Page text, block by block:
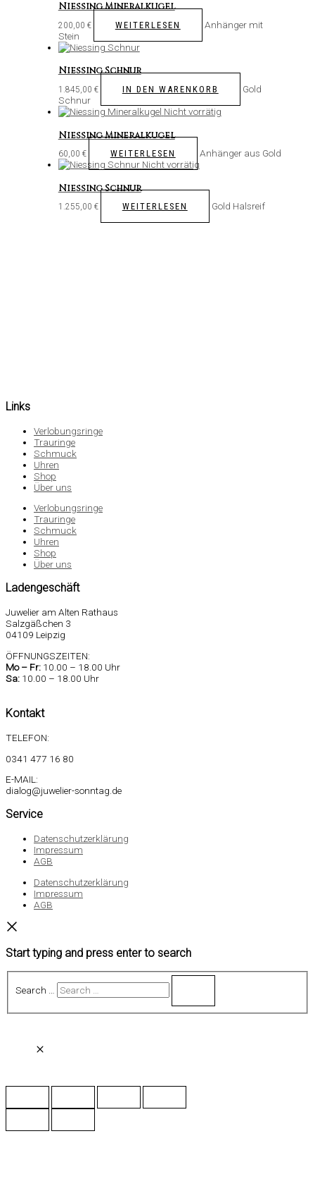
Niessing Mineralkugel
200,00 € WEITERLESEN
Anhänger mit
Stein
Niessing Schnur
1.845,00 € IN DEN WARENKORB
Gold
Schnur
Nicht vorrätig
Niessing Mineralkugel
60,00 € WEITERLESEN
Anhänger aus Gold
Nicht vorrätig
Niessing Schnur
1.255,00 € WEITERLESEN Gold Halsreif
Links
Verlobungsringe
Trauringe
Schmuck
Uhren
Shop
Über uns
Verlobungsringe
Trauringe
Schmuck
Uhren
Shop
Über uns
Ladengeschäft
Juwelier am Alten Rathaus
Salzgäßchen 3
04109 Leipzig
ÖFFNUNGSZEITEN:
Mo – Fr: 10.00 – 18.00 Uhr
Sa: 10.00 – 18.00 Uhr
Kontakt
TELEFON:
0341 477 16 80
E-MAIL:
dialog@juwelier-sonntag.de
Service
Datenschutzerklärung
Impressum
AGB
Datenschutzerklärung
Impressum
AGB
Start typing and press enter to search
Search …